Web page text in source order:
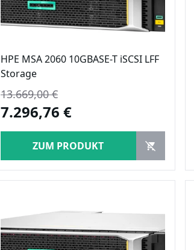
HPE MSA 2060 10GBASE-T iSCSI LFF
Storage
13.669,00 €
7.296,76 €
ZUM PRODUKT